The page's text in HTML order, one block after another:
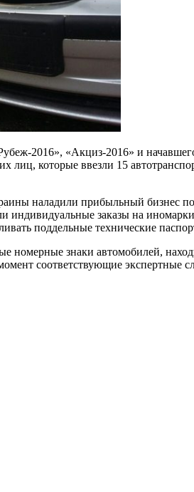
2016», «Акциз-2016» и
лиц, которые ввезли 15
наладили прибыльный бизнес
индивидуальные заказы на
поддельные технические
номерные знаки автомобилей,
соответствующие